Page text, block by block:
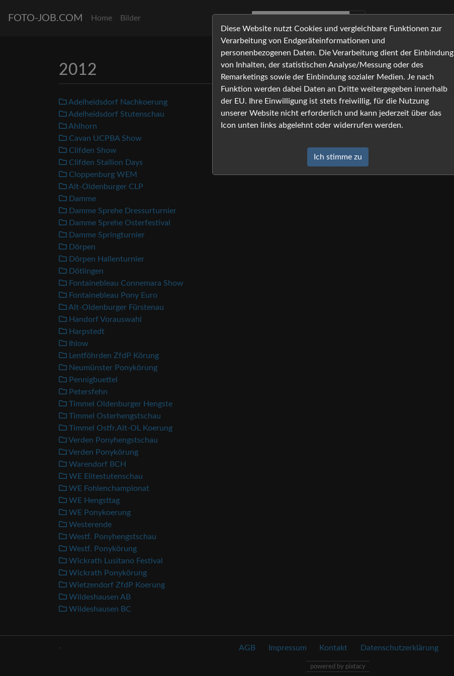
FOTO-JOB.COM Home Bilder
2012
Adelheidsdorf Nachkoerung
Adelheidsdorf Stutenschau
Ahlhorn
Cavan UCPBA Show
Clifden Show
Clifden Stallion Days
Cloppenburg WEM
Alt-Oldenburger CLP
Damme
Damme Sprehe Dressurturnier
Damme Sprehe Osterfestival
Damme Springturnier
Dörpen
Dörpen Hallenturnier
Dötlingen
Fontainebleau Connemara Show
Fontainebleau Pony Euro
Alt-Oldenburger Fürstenau
Handorf Vorauswahl
Harpstedt
Ihlow
Lentföhrden ZfdP Körung
Neumünster Ponykörung
Pennigbuettel
Petersfehn
Timmel Oldenburger Hengste
Timmel Osterhengstschau
Timmel Ostfr.Alt-OL Koerung
Verden Ponyhengstschau
Verden Ponykörung
Warendorf BCH
WE Elitestutenschau
WE Fohlenchampionat
WE Hengsttag
WE Ponykoerung
Westerende
Westf. Ponyhengstschau
Westf. Ponykörung
Wickrath Lusitano Festival
Wickrath Ponykörung
Wietzendorf ZfdP Koerung
Wildeshausen AB
Wildeshausen BC
Diese Website nutzt Cookies und vergleichbare Funktionen zur
Verarbeitung von Endgeräteinformationen und
personenbezogenen Daten. Die Verarbeitung dient der Einbindung
von Inhalten, der statistischen Analyse/Messung oder des
Remarketings sowie der Einbindung sozialer Medien. Je nach
Funktion werden dabei Daten an Dritte weitergegeben innerhalb
der EU. Ihre Einwilligung ist stets freiwillig, für die Nutzung
unserer Website nicht erforderlich und kann jederzeit über das
Icon unten links abgelehnt oder widerrufen werden.
Ich stimme zu
. AGB Impressum Kontakt Datenschutzerklärung
powered by pixtacy